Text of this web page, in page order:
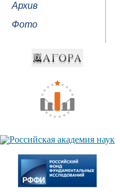
Архив
Фото